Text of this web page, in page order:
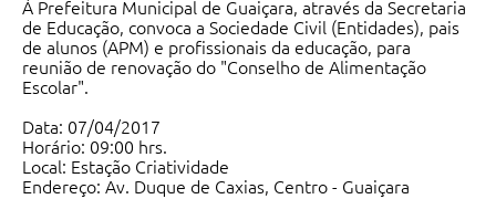
À Prefeitura Municipal de Guaiçara, através da Secretaria
de Educação, convoca a Sociedade Civil (Entidades), pais
de alunos (APM) e profissionais da educação, para
reunião de renovação do "Conselho de Alimentação
Escolar".
Data: 07/04/2017
Horário: 09:00 hrs.
Local: Estação Criatividade
Endereço: Av. Duque de Caxias, Centro - Guaiçara